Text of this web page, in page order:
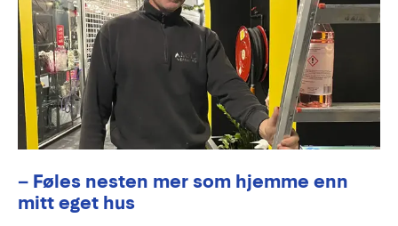
– Føles nesten mer som hjemme enn
mitt eget hus